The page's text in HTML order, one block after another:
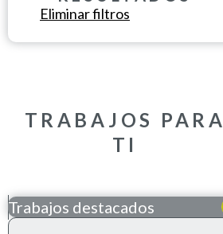
Eliminar filtros
TRABAJOS PARA
TI
Trabajos destacados